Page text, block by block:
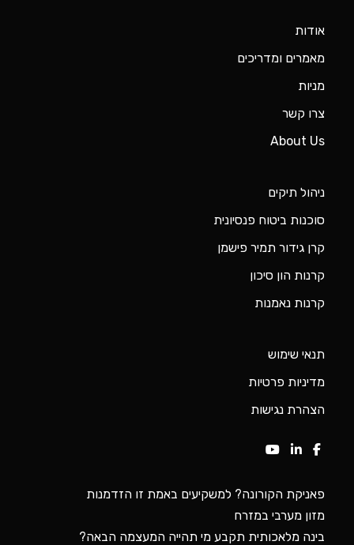
אודות
מאמרים ומדריכים
מניות
צרו קשר
About Us
ניהול תיקים
סוכנות ביטוח פנסיונית
קרן גידור תמיר פישמן
קרנות הון סיכון
קרנות נאמנות
תנאי שימוש
מדיניות פרטיות
הצהרת נגישות
פאניקת הקורונה? למשקיעים באמת זו הזדמנות
מזון מערבי במזרח
בינה מלאכותית תקבע מי תהייה המעצמה הבאה?